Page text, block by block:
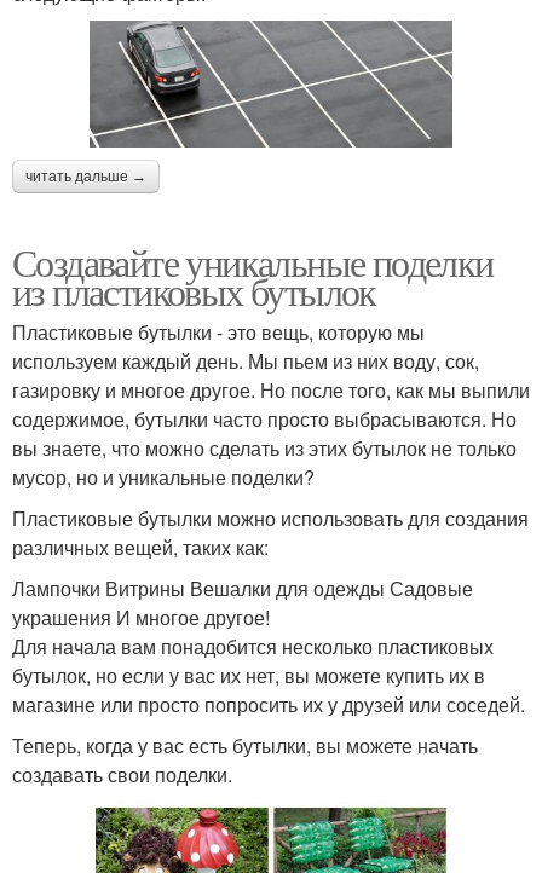
читать дальше →
Создавайте уникальные поделки
из пластиковых бутылок
Пластиковые бутылки - это вещь, которую мы
используем каждый день. Мы пьем из них воду, сок,
газировку и многое другое. Но после того, как мы выпили
содержимое, бутылки часто просто выбрасываются. Но
вы знаете, что можно сделать из этих бутылок не только
мусор, но и уникальные поделки?
Пластиковые бутылки можно использовать для создания
различных вещей, таких как:
Лампочки Витрины Вешалки для одежды Садовые
украшения И многое другое!
Для начала вам понадобится несколько пластиковых
бутылок, но если у вас их нет, вы можете купить их в
магазине или просто попросить их у друзей или соседей.
Теперь, когда у вас есть бутылки, вы можете начать
создавать свои поделки.